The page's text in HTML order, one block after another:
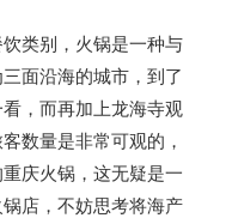
类别，火锅是一种与
面沿海的城市，到了
，而再加上龙海寺观
数量是非常可观的，
庆火锅，这无疑是一
店，不妨思考将海产